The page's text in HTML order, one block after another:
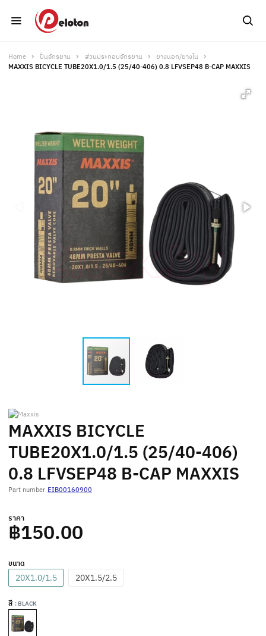
Home ปั่นจักรยาน ส่วนประกอบจักรยาน
ยางนอก/ยางใน
MAXXIS BICYCLE TUBE20X1.0/1.5 (25/40-406) 0.8 LFVSEP48 B-CAP MAXXIS
MAXXIS BICYCLE
TUBE20X1.0/1.5 (25/40-406)
0.8 LFVSEP48 B-CAP MAXXIS
Part number EIB00160900
ราคา
฿150.00
ขนาด
20X1.0/1.5 20X1.5/2.5
สี : BLACK